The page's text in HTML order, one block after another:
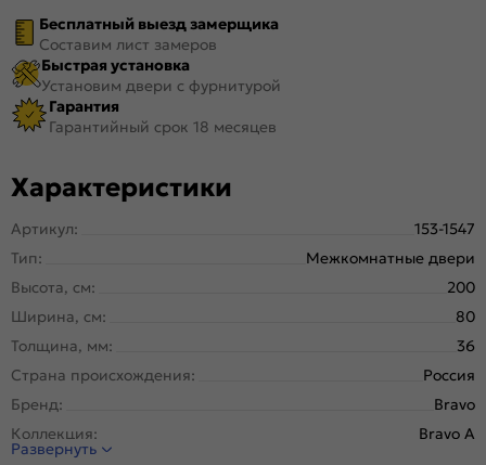
Бесплатный выезд замерщика
Составим лист замеров
Быстрая установка
Установим двери с фурнитурой
Гарантия
Гарантийный срок 18 месяцев
Характеристики
Артикул:
153-1547
Тип:
Межкомнатные двери
Высота, см:
200
Ширина, см:
80
Толщина, мм:
36
Страна происхождения:
Россия
Бренд:
Bravo
Коллекция:
Bravo A
Развернуть